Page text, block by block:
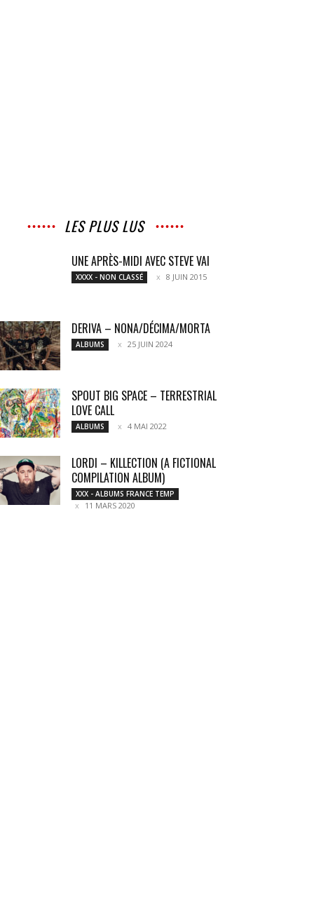
LES PLUS LUS
UNE APRÈS-MIDI AVEC STEVE VAI
XXXX - NON CLASSÉ 8 JUIN 2015
DERIVA – NONA/DÉCIMA/MORTA
ALBUMS 25 JUIN 2024
SPOUT BIG SPACE – TERRESTRIAL
LOVE CALL
ALBUMS 4 MAI 2022
LORDI – KILLECTION (A FICTIONAL
COMPILATION ALBUM)
XXX - ALBUMS FRANCE TEMP
11 MARS 2020